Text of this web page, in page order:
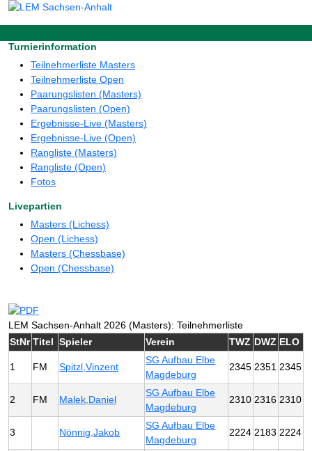
Turnierinformation
Teilnehmerliste Masters
Teilnehmerliste Open
Paarungslisten (Masters)
Paarungslisten (Open)
Ergebnisse-Live (Masters)
Ergebnisse-Live (Open)
Rangliste (Masters)
Rangliste (Open)
Fotos
Livepartien
Masters (Lichess)
Open (Lichess)
Masters (Chessbase)
Open (Chessbase)
LEM Sachsen-Anhalt 2026 (Masters): Teilnehmerliste
StNr Titel Spieler Verein TWZ DWZ ELO
1 FM Spitzl,Vinzent
SG Aufbau Elbe
Magdeburg
2345 2351 2345
2 FM Malek,Daniel
SG Aufbau Elbe
Magdeburg
2310 2316 2310
3 Nönnig,Jakob
SG Aufbau Elbe
Magdeburg
2224 2183 2224